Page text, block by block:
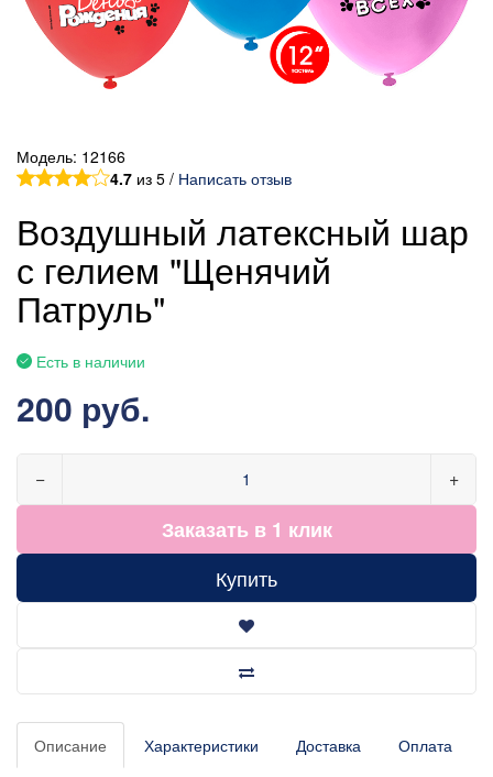
Модель: 12166
4.7 из 5 / Написать отзыв
Воздушный латексный шар
с гелием "Щенячий
Патруль"
Есть в наличии
200 руб.
− +
Заказать в 1 клик
Купить
Описание Характеристики Доставка Оплата